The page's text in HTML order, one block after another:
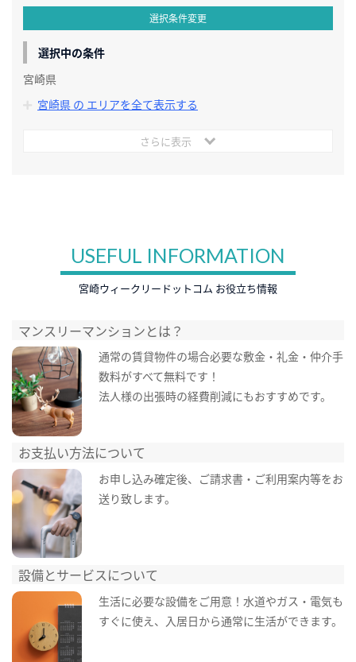
選択条件変更
選択中の条件
宮崎県
宮崎県 の エリアを全て表示する
さらに表示
USEFUL INFORMATION
宮崎ウィークリードットコム お役立ち情報
マンスリーマンションとは？
通常の賃貸物件の場合必要な敷金・礼金・仲介手
数料がすべて無料です！
法人様の出張時の経費削減にもおすすめです。
お支払い方法について
お申し込み確定後、ご請求書・ご利用案内等をお
送り致します。
設備とサービスについて
生活に必要な設備をご用意！水道やガス・電気も
すぐに使え、入居日から通常に生活ができます。